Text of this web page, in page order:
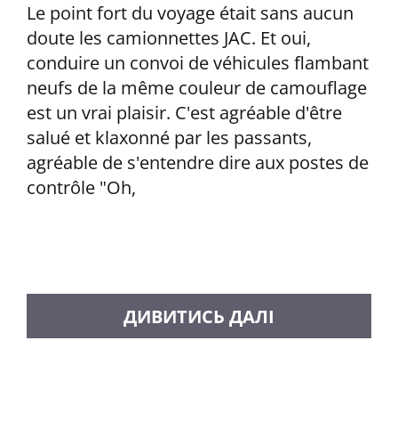
Le point fort du voyage était sans aucun
doute les camionnettes JAC. Et oui,
conduire un convoi de véhicules flambant
neufs de la même couleur de camouflage
est un vrai plaisir. C'est agréable d'être
salué et klaxonné par les passants,
agréable de s'entendre dire aux postes de
contrôle "Oh,